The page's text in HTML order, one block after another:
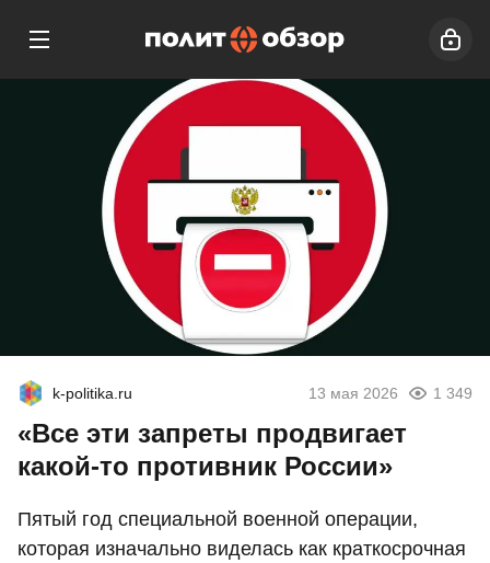
k-politika.ru 13 мая 2026 1 349
«Все эти запреты продвигает
какой-то противник России»
Пятый год специальной военной операции,
которая изначально виделась как краткосрочная